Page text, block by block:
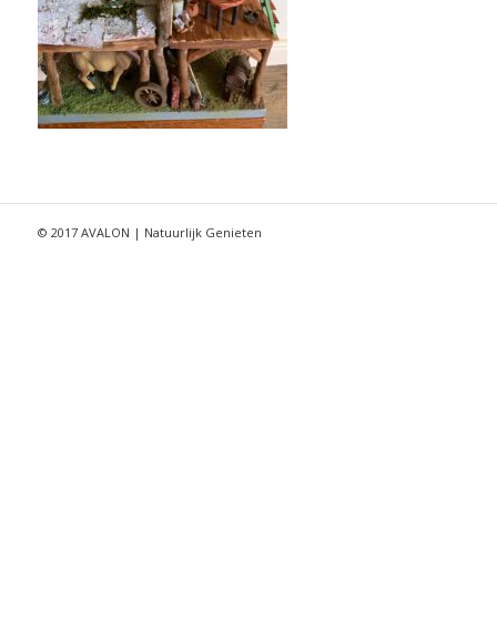
© 2017 AVALON | Natuurlijk Genieten